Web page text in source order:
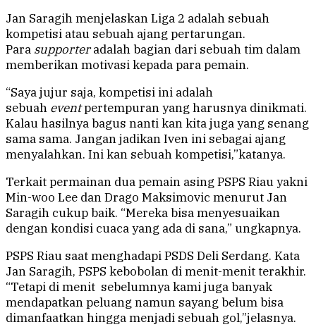
Jan Saragih menjelaskan Liga 2 adalah sebuah
kompetisi atau sebuah ajang pertarungan.
Para supporteradalah bagian dari sebuah tim dalam
memberikan motivasi kepada para pemain.
“Saya jujur saja, kompetisi ini adalah
sebuah eventpertempuran yang harusnya dinikmati.
Kalau hasilnya bagus nanti kan kita juga yang senang
sama sama. Jangan jadikan Iven ini sebagai ajang
menyalahkan. Ini kan sebuah kompetisi,”katanya.
Terkait permainan dua pemain asing PSPS Riau yakni
Min-woo Lee dan Drago Maksimovic menurut Jan
Saragih cukup baik. “Mereka bisa menyesuaikan
dengan kondisi cuaca yang ada di sana,” ungkapnya.
PSPS Riau saat menghadapi PSDS Deli Serdang. Kata
Jan Saragih, PSPS kebobolan di menit-menit terakhir.
“Tetapi di menit sebelumnya kami juga banyak
mendapatkan peluang namun sayang belum bisa
dimanfaatkan hingga menjadi sebuah gol,”jelasnya.